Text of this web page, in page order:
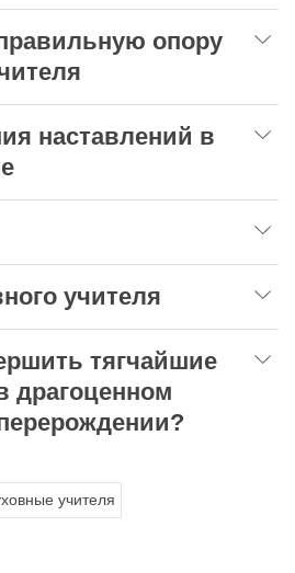
опору
наставлений в
учителя
тягчайшие
драгоценном
учителя